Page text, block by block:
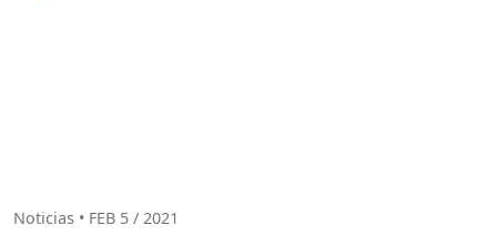
Noticias • FEB 5 / 2021